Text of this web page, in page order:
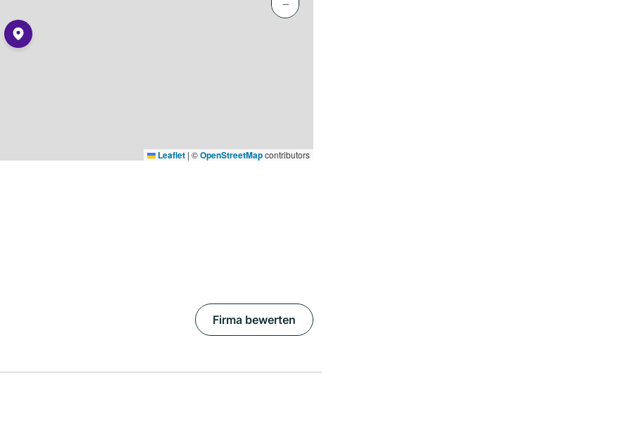
−
Leaflet | ©OpenStreetMapcontributors
Firma bewerten